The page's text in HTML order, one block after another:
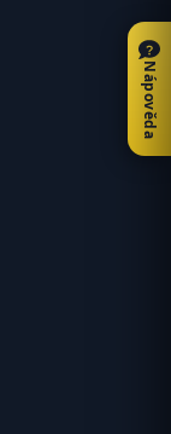
Nápověda